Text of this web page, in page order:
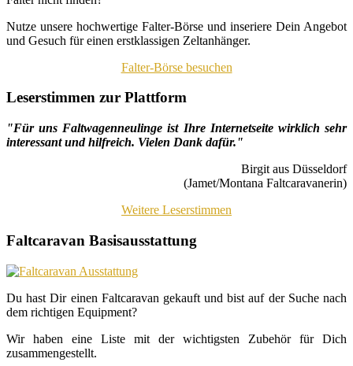
Nutze unsere hochwertige Falter-Börse und inseriere Dein Angebot
und Gesuch für einen erstklassigen Zeltanhänger.
Falter-Börse besuchen
Leserstimmen zur Plattform
"Für uns Faltwagenneulinge ist Ihre Internetseite wirklich sehr
interessant und hilfreich. Vielen Dank dafür."
Birgit aus Düsseldorf
(Jamet/Montana Faltcaravanerin)
Weitere Leserstimmen
Faltcaravan Basisausstattung
Du hast Dir einen Faltcaravan gekauft und bist auf der Suche nach
dem richtigen Equipment?
Wir haben eine Liste mit der wichtigsten Zubehör für Dich
zusammengestellt.